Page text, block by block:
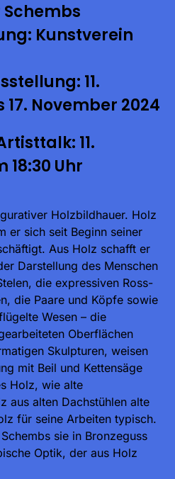
Kunstverein
11.
November 2024
11.
18:30 Uhr
Holzbildhauer. Holz
er sich seit Beginn seiner
Aus Holz schafft er
Darstellung des Menschen
die expressiven Ross-
die Paare und Köpfe sowie
Wesen – die
Oberflächen
Skulpturen, weisen
mit Beil und Kettensäge
Holz, wie alte
aus alten Dachstühlen alte
für seine Arbeiten typisch.
sie in Bronzeguss
Optik, der aus Holz